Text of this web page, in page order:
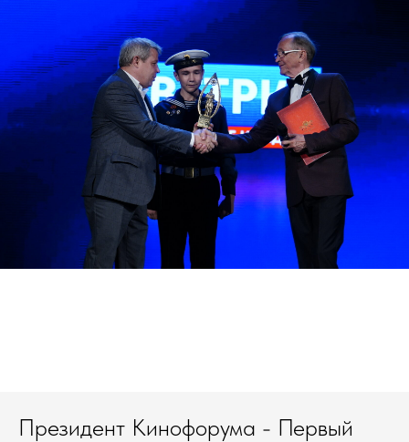
Президент Кинофорума - Первый